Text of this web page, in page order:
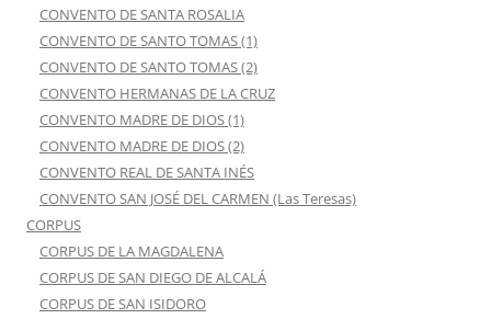
CONVENTO DE SANTA ROSALIA
CONVENTO DE SANTO TOMAS (1)
CONVENTO DE SANTO TOMAS (2)
CONVENTO HERMANAS DE LA CRUZ
CONVENTO MADRE DE DIOS (1)
CONVENTO MADRE DE DIOS (2)
CONVENTO REAL DE SANTA INÉS
CONVENTO SAN JOSÉ DEL CARMEN (Las Teresas)
CORPUS
CORPUS DE LA MAGDALENA
CORPUS DE SAN DIEGO DE ALCALÁ
CORPUS DE SAN ISIDORO